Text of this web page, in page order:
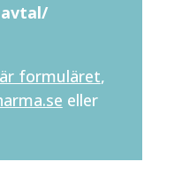
formuläret,
eller